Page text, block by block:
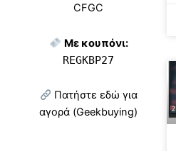
CFGC
Με κουπόνι:
REGKBP27
Πατήστε εδώ για
αγορά (Geekbuying)